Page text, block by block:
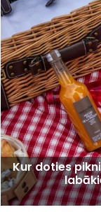
Kur doties